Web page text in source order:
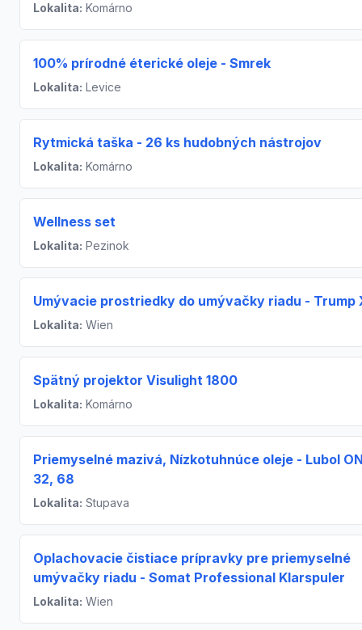
Lokalita: Komárno
100% prírodné éterické oleje - Smrek
Lokalita: Levice
Rytmická taška - 26 ks hudobných nástrojov
Lokalita: Komárno
Wellness set
Lokalita: Pezinok
Umývacie prostriedky do umývačky riadu - Trump
Lokalita: Wien
Spätný projektor Visulight 1800
Lokalita: Komárno
Priemyselné mazivá, Nízkotuhnúce oleje - Lubol
32, 68
Lokalita: Stupava
Oplachovacie čistiace prípravky pre priemyselné
umývačky riadu - Somat Professional Klarspuler
Lokalita: Wien